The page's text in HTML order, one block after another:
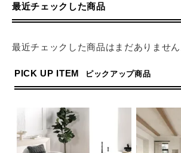
最近チェックした商品
最近チェックした商品はまだありません
PICK UP ITEM ピックアップ商品